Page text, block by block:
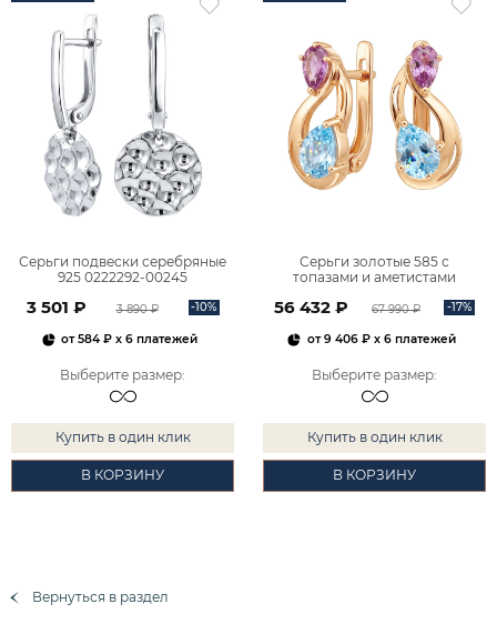
Серьги подвески серебряные
925 0222292-00245
3 501 ₽ 3 890 ₽ -10%
от584 ₽ x 6 платежей
Выберите размер:
Купить в один клик
В КОРЗИНУ
Серьги золотые 585 с
топазами и аметистами
56 432 ₽ 67 990 ₽ -17%
от9 406 ₽x 6 платежей
Выберите размер:
Купить в один клик
В КОРЗИНУ
Вернуться в раздел